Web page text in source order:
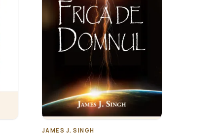
JAMES J. SINGH